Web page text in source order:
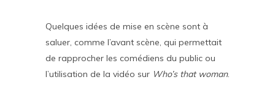
Quelques idées de mise en scène sont à
saluer, comme l’avant scène, qui permettait
de rapprocher les comédiens du public ou
l’utilisation de la vidéo sur Who’s that woman.